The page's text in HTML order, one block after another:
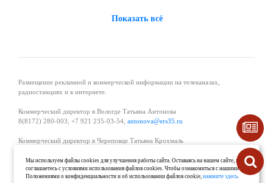
Показать всё
Размещение рекламной и коммерческой информации на телеканалах,
радиостанциях и в интернете.
Коммерческий директор в Вологде Татьяна Антонова
8(8172) 280-003, +7 921 235-03-54, antonova@ers35.ru
Коммерческий директор в Череповце Татьяна Крохмаль
Начальник отдела рекламы в Великом Устюге Екатерина Вьюжанина 8(81738)
2-04-44, +7 921 125-06-40,katrinv81@mail.ru
Мы используем файлы cookies для улучшения работы сайта. Оставаясь на нашем сайте, вы
соглашаетесь с условиями использования файлов cookies. Чтобы ознакомиться с нашими
Положениями о конфиденциальности и об использовании файлов cookie,нажмите здесь.